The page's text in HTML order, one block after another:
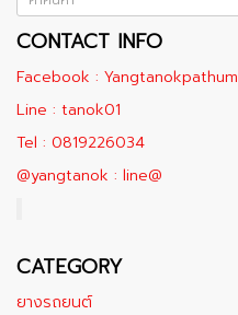
CONTACT INFO
Facebook : Yangtanokpathum
Line : tanok01
Tel : 0819226034
@yangtanok : line@
CATEGORY
ยางรถยนต์